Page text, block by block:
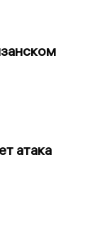
атака